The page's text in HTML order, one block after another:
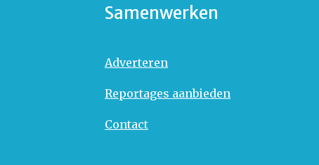
Samenwerken
Adverteren
Reportages aanbieden
Contact